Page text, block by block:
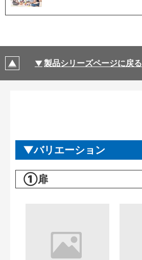
製品シリーズページに戻る
バリエーション
①扉